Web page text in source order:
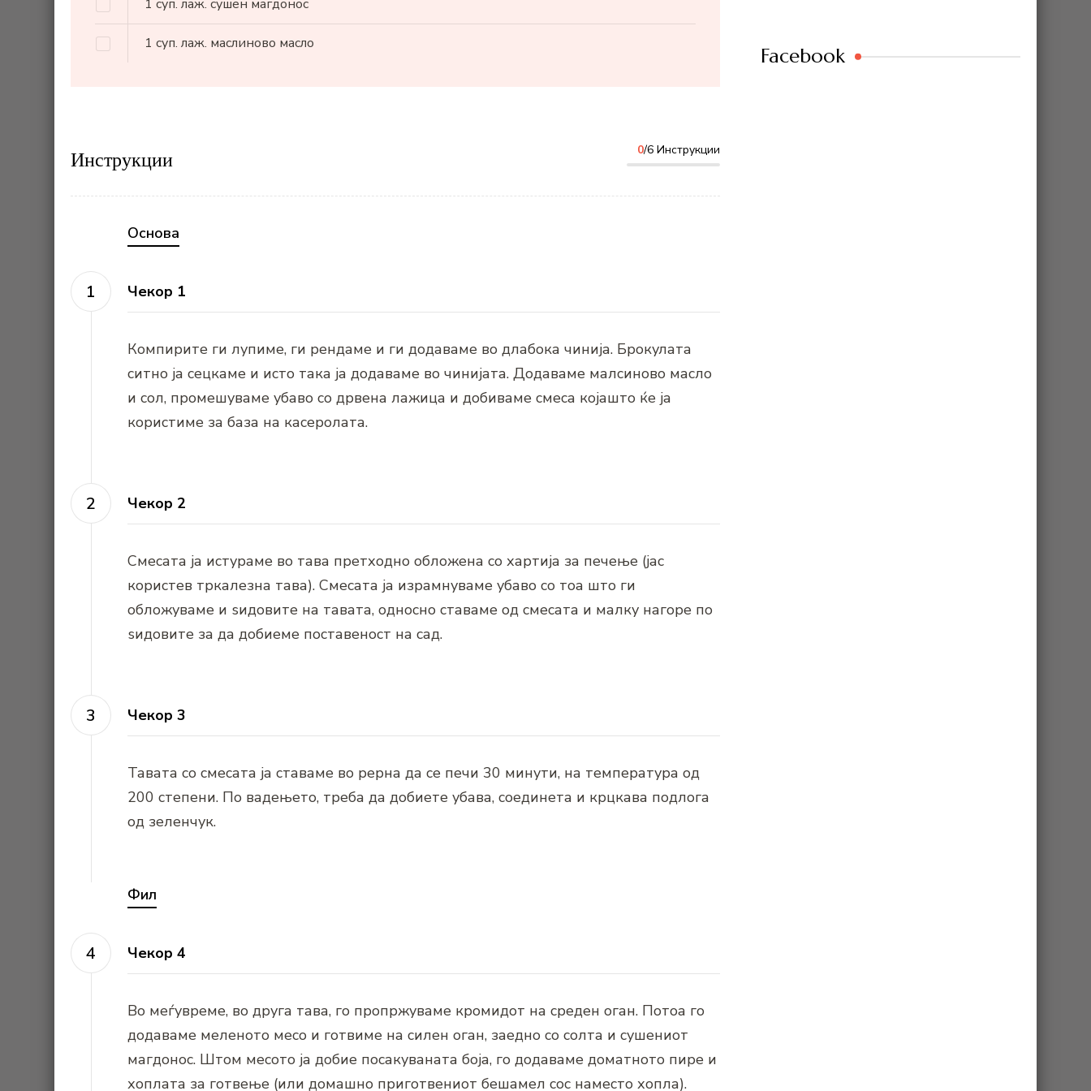
1 суп. лаж. сушен магдонос
1 суп. лаж. маслиново масло
Инструкции 0/6 Инструкции
Основа
Чекор 1
Компирите ги лупиме, ги рендаме и ги додаваме во длабока чинија. Брокулата
ситно ја сецкаме и исто така ја додаваме во чинијата. Додаваме малсиново масло
и сол, промешуваме убаво со дрвена лажица и добиваме смеса којашто ќе ја
користиме за база на касеролата.
Чекор 2
Смесата ја истураме во тава претходно обложена со хартија за печење (јас
користев тркалезна тава). Смесата ја израмнуваме убаво со тоа што ги
обложуваме и ѕидовите на тавата, односно ставаме од смесата и малку нагоре по
ѕидовите за да добиеме поставеност на сад.
Чекор 3
Тавата со смесата ја ставаме во рерна да се печи 30 минути, на температура од
200 степени. По вадењето, треба да добиете убава, соединета и крцкава подлога
од зеленчук.
Фил
Чекор 4
Во меѓувреме, во друга тава, го пропржуваме кромидот на среден оган. Потоа го
додаваме меленото месо и готвиме на силен оган, заедно со солта и сушениот
магдонос. Штом месото ја добие посакуваната боја, го додаваме доматното пире и
хоплата за готвење (или домашно приготвениот бешамел сос наместо хопла).
Facebook